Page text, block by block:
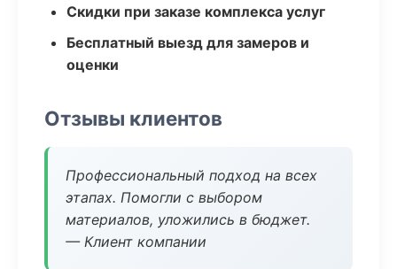
Скидки при заказе комплекса услуг
Бесплатный выезд для замеров и
оценки
Отзывы клиентов
Профессиональный подход на всех
этапах. Помогли с выбором
материалов, уложились в бюджет.
— Клиент компании